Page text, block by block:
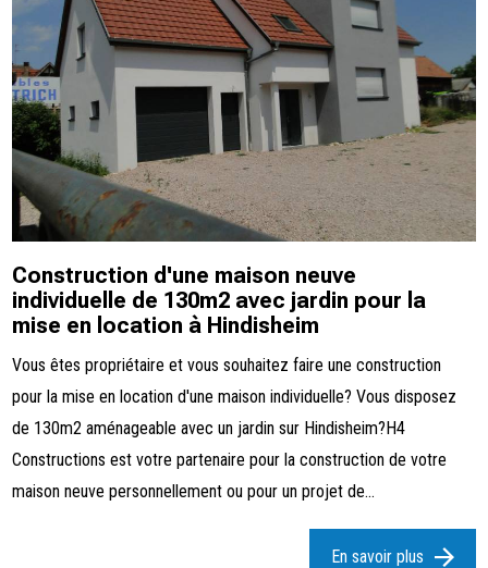
Construction d'une maison neuve
individuelle de 130m2 avec jardin pour la
mise en location à Hindisheim
Vous êtes propriétaire et vous souhaitez faire une construction
pour la mise en location d'une maison individuelle? Vous disposez
de 130m2 aménageable avec un jardin sur Hindisheim?H4
Constructions est votre partenaire pour la construction de votre
maison neuve personnellement ou pour un projet de...
En savoir plus